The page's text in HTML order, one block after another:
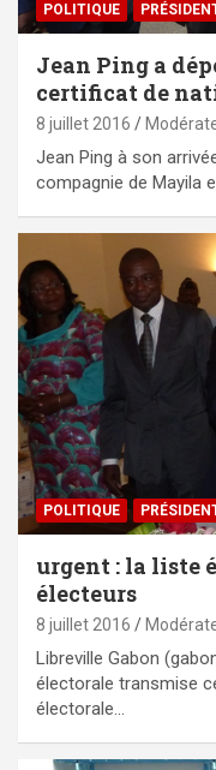
POLITIQUE
Jean Ping a
certificat de
8 juillet 2016
Jean Ping à son
compagnie de Mayila
POLITIQUE
urgent : la liste
électeurs
8 juillet 2016
Libreville Gabon
électorale transmise
électorale…